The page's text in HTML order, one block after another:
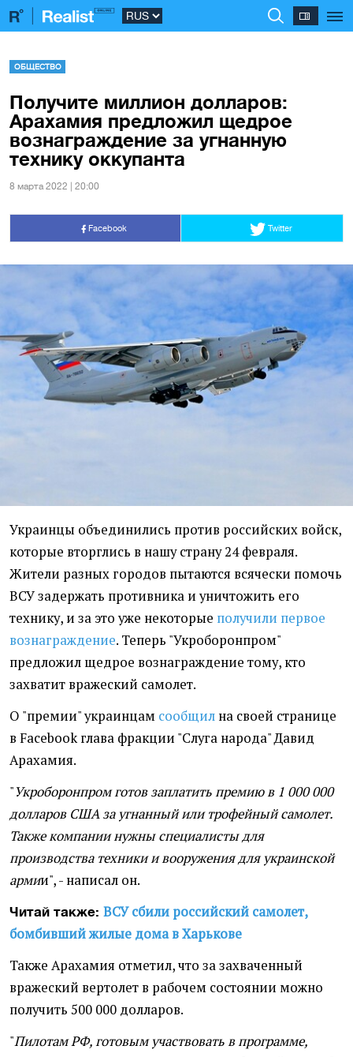
ОБЩЕСТВО
Получите миллион долларов:
Арахамия предложил щедрое
вознаграждение за угнанную
технику оккупанта
8 марта 2022 | 20:00
Facebook Twitter
Украинцы объединились против российских войск,
которые вторглись в нашу страну 24 февраля.
Жители разных городов пытаются всячески помочь
ВСУ задержать противника и уничтожить его
технику, и за это уже некоторые получили первое
вознаграждение. Теперь "Укроборонпром"
предложил щедрое вознаграждение тому, кто
захватит вражеский самолет.
О "премии" украинцам сообщил на своей странице
в Facebook глава фракции "Слуга народа" Давид
Арахамия.
"Укроборонпром готов заплатить премию в 1 000 000
долларов США за угнанный или трофейный самолет.
Также компании нужны специалисты для
производства техники и вооружения для украинской
армии", - написал он.
Читай также: ВСУ сбили российский самолет,
бомбивший жилые дома в Харькове
Также Арахамия отметил, что за захваченный
вражеский вертолет в рабочем состоянии можно
получить 500 000 долларов.
"Пилотам РФ, готовым участвовать в программе,